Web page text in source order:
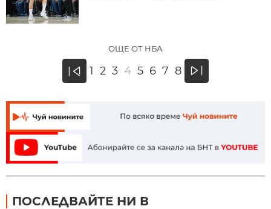
ОЩЕ ОТ НБА
« 1 2 3 4 5 6 7 8 »
ПОСЛЕДВАЙТЕ НИ В